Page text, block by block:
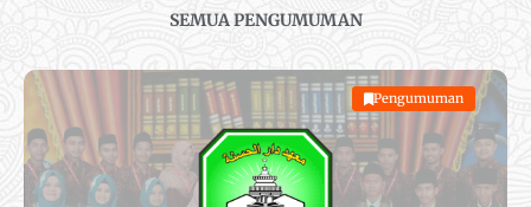
SEMUA PENGUMUMAN
Pengumuman